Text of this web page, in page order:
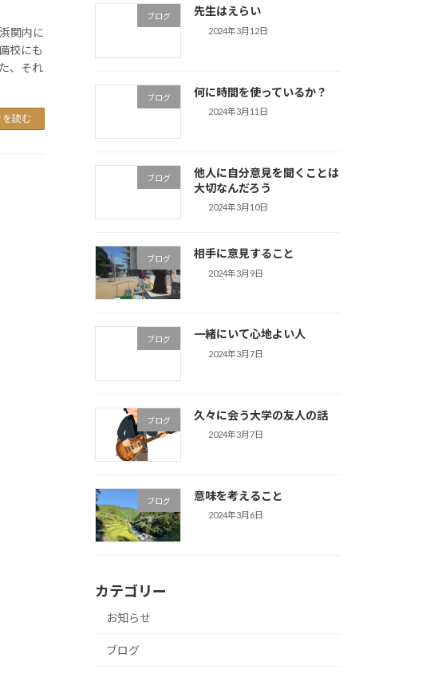
関内に
校にも
、それ
を読む
ブログ 先生はえらい
2024年3月12日
ブログ 何に時間を使っているか？
2024年3月11日
ブログ
他人に自分意見を聞くことは
大切なんだろう
2024年3月10日
ブログ 相手に意見すること
2024年3月9日
ブログ 一緒にいて心地よい人
2024年3月7日
ブログ 久々に会う大学の友人の話
2024年3月7日
ブログ 意味を考えること
2024年3月6日
カテゴリー
お知らせ
ブログ